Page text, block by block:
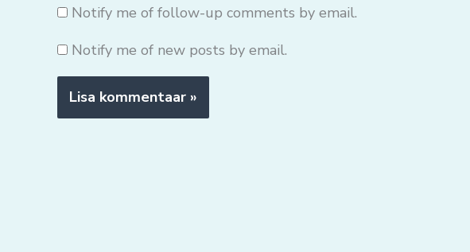
Notify me of follow-up comments by email.
Notify me of new posts by email.